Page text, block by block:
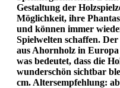
Gestaltung der
Möglichkeit, ihre
und können immer
Spielwelten schaffen.
aus Ahornholz in
was bedeutet, dass die
wunderschön sichtbar
cm. Altersempfehlung: